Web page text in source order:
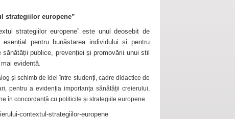
strategiilor europene”
strategiilor europene” este unul deosebit de
pentru bunăstarea individului și pentru
publice, prevenției și promovării unui stil
evidentă.
și schimb de idei între studenți, cadre didactice de
pentru a evidenția importanța sănătății creierului,
în concordanță cu politicile și strategiile europene.
contextul-strategiilor-europene